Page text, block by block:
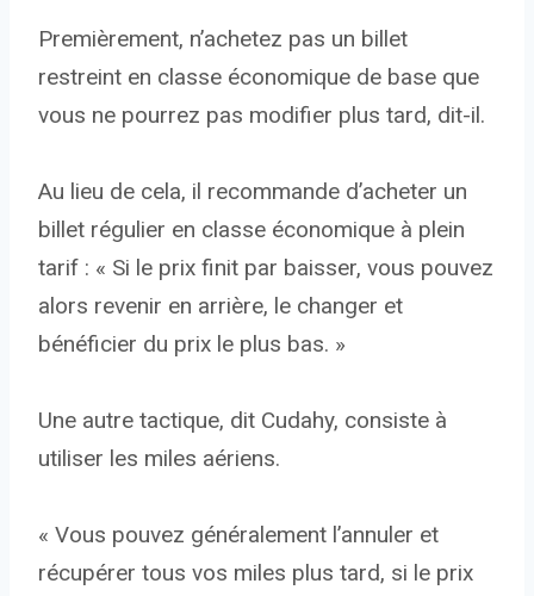
Premièrement, n’achetez pas un billet
restreint en classe économique de base que
vous ne pourrez pas modifier plus tard, dit-il.
Au lieu de cela, il recommande d’acheter un
billet régulier en classe économique à plein
tarif : « Si le prix finit par baisser, vous pouvez
alors revenir en arrière, le changer et
bénéficier du prix le plus bas. »
Une autre tactique, dit Cudahy, consiste à
utiliser les miles aériens.
« Vous pouvez généralement l’annuler et
récupérer tous vos miles plus tard, si le prix